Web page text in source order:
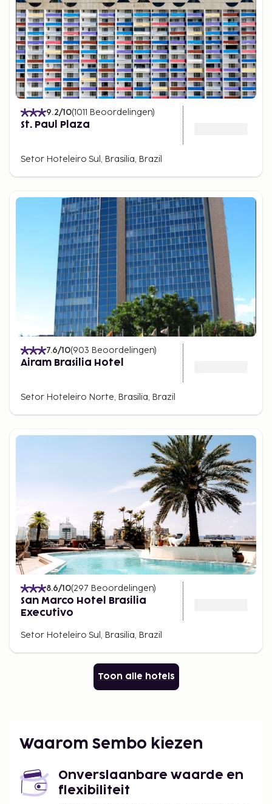
9.2/10(1011 Beoordelingen)
St. Paul Plaza
Setor Hoteleiro Sul, Brasilia, Brazil
7.6/10(903 Beoordelingen)
Airam Brasilia Hotel
Setor Hoteleiro Norte, Brasilia, Brazil
8.6/10(297 Beoordelingen)
San Marco Hotel Brasilia
Executivo
Setor Hoteleiro Sul, Brasilia, Brazil
Toon alle hotels
Waarom Sembo kiezen
Onverslaanbare waarde en
flexibiliteit